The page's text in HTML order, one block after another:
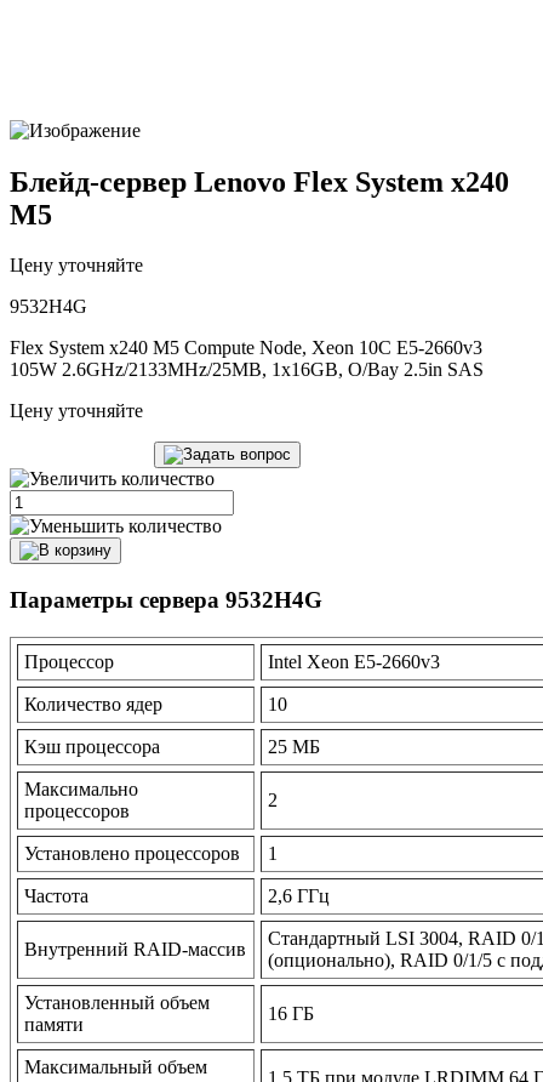
Блейд-сервер Lenovo Flex System x240
M5
Цену уточняйте
9532H4G
Flex System x240 M5 Compute Node, Xeon 10C E5-2660v3
105W 2.6GHz/2133MHz/25MB, 1x16GB, O/Bay 2.5in SAS
Цену уточняйте
Параметры сервера 9532H4G
Процессор Intel Xeon E5-2660v3
Количество ядер 10
Кэш процессора 25 МБ
Максимально
процессоров
2
Установлено процессоров 1
Частота 2,6 ГГц
Внутренний RAID-массив
Стандартный LSI 3004, RAID 0/
(опционально), RAID 0/1/5 с
Установленный объем
памяти
16 ГБ
Максимальный объем
1,5 ТБ при модуле LRDIMM 64